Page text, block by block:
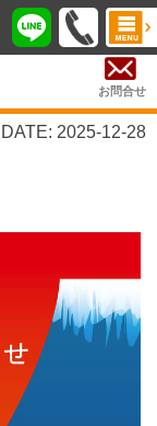
お問合せ
DATE: 2025-12-28